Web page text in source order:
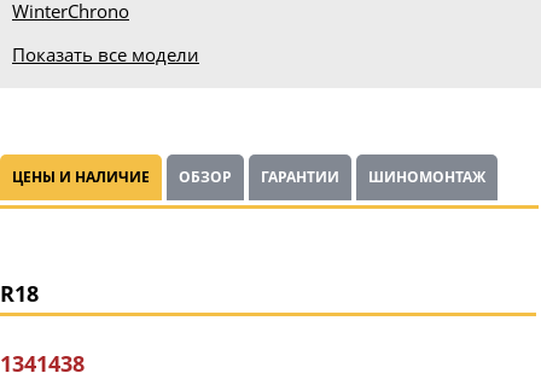
WinterChrono
Показать все модели
ЦЕНЫ И НАЛИЧИЕ ОБЗОР ГАРАНТИИ ШИНОМОНТАЖ
R18
1341438